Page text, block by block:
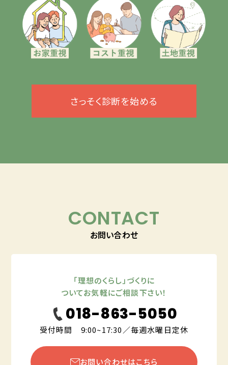
さっそく診断を始める
CONTACT
お問い合わせ
「理想のくらし」づくりに
ついてお気軽にご相談下さい！
018-863-5050
受付時間 9:00~17:30／毎週水曜日定休
お問い合わせはこちら